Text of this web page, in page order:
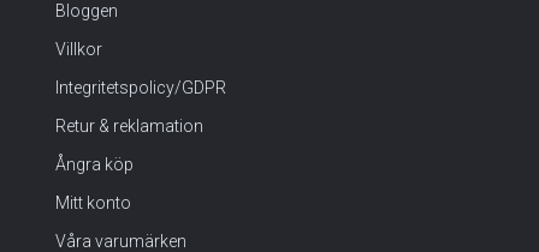
Bloggen
Villkor
Integritetspolicy/GDPR
Retur & reklamation
Ångra köp
Mitt konto
Våra varumärken